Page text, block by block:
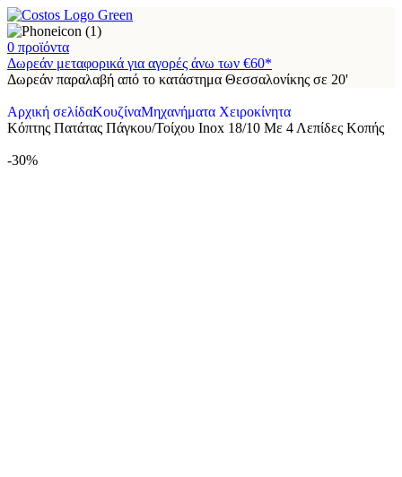
0 προϊόντα
Δωρεάν μεταφορικά για αγορές άνω των €60*
Δωρεάν παραλαβή από το κατάστημα Θεσσαλονίκης σε 20'
Αρχική σελίδαΚουζίναΜηχανήματα Χειροκίνητα
Κόπτης Πατάτας Πάγκου/Τοίχου Inox 18/10 Με 4 Λεπίδες Κοπής
-30%